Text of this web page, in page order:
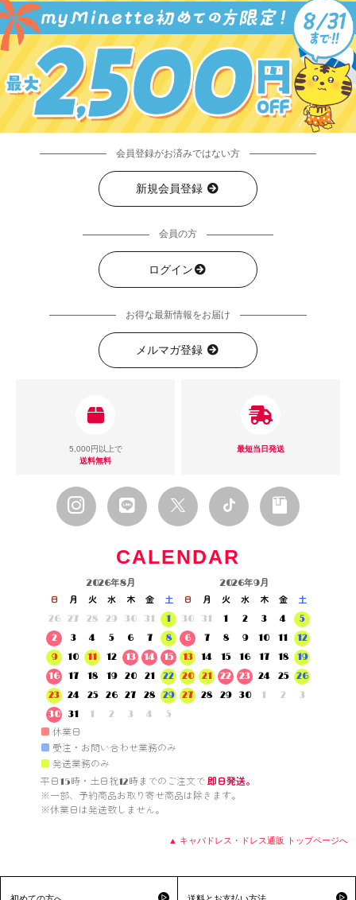
会員登録がお済みではない方
新規会員登録
会員の方
ログイン
お得な最新情報をお届け
メルマガ登録
5,000円以上で
送料無料
最短当日発送
CALENDAR
2026年8月
日 月 火 水 木 金
土
26
27 28 29 30 31
1
2
3 4 5 6 7
8
9
10 11 12 13 14
15
16
17 18 19 20 21
22
23
24 25 26 27 28
29
30
31 1 2 3 4 5
2026年9月
日 月 火 水 木 金
土
30
31 1 2 3 4
5
6
7 8 9 10 11
12
13
14 15 16 17 18
19
20
21 22 23 24 25
26
27
28 29 30 1 2 3
■ 休業日
■ 受注・お問い合わせ業務のみ
■ 発送業務のみ
平日15時・土日祝12時までのご注文で 即日発送。
※一部、予約商品お取り寄せ商品は除きます。
※休業日は発送致しません。
▲ キャバドレス・ドレス通販 トップページへ